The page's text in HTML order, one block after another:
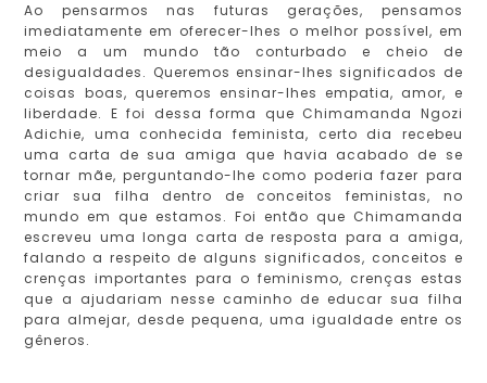
Ao pensarmos nas futuras gerações, pensamos
imediatamente em oferecer-lhes o melhor possível, em
meio a um mundo tão conturbado e cheio de
desigualdades. Queremos ensinar-lhes significados de
coisas boas, queremos ensinar-lhes empatia, amor, e
liberdade. E foi dessa forma que Chimamanda Ngozi
Adichie, uma conhecida feminista, certo dia recebeu
uma carta de sua amiga que havia acabado de se
tornar mãe, perguntando-lhe como poderia fazer para
criar sua filha dentro de conceitos feministas, no
mundo em que estamos. Foi então que Chimamanda
escreveu uma longa carta de resposta para a amiga,
falando a respeito de alguns significados, conceitos e
crenças importantes para o feminismo, crenças estas
que a ajudariam nesse caminho de educar sua filha
para almejar, desde pequena, uma igualdade entre os
gêneros.